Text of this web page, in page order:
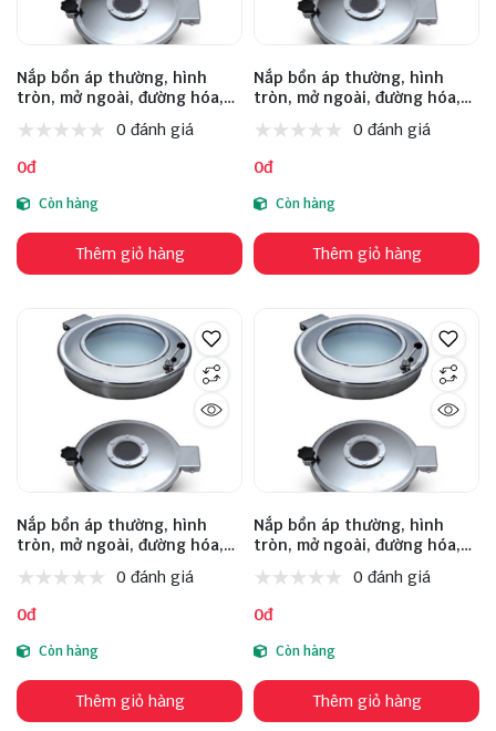
Nắp bồn áp thường, hình
tròn, mở ngoài, đường hóa,
C 350 355 2.5 100 2.5 1 DN80
0-0.2, size 350, inox 304
0 đánh giá
0đ
Còn hàng
Thêm giỏ hàng
Nắp bồn áp thường, hình
tròn, mở ngoài, đường hóa,
C 400 406 3 100 3 1 DN100
0-0.2, size 400, inox 304
0 đánh giá
0đ
Còn hàng
Thêm giỏ hàng
Nắp bồn áp thường, hình
tròn, mở ngoài, đường hóa,
C 450 456 3 100 3 1 DN150 0-
0.2, size 450, inox 304
0 đánh giá
0đ
Còn hàng
Thêm giỏ hàng
Nắp bồn áp thường, hình
tròn, mở ngoài, đường hóa,
C 500 506 3 100 3 1 DN200 0-
0.2, size 500, inox 304
0 đánh giá
0đ
Còn hàng
Thêm giỏ hàng